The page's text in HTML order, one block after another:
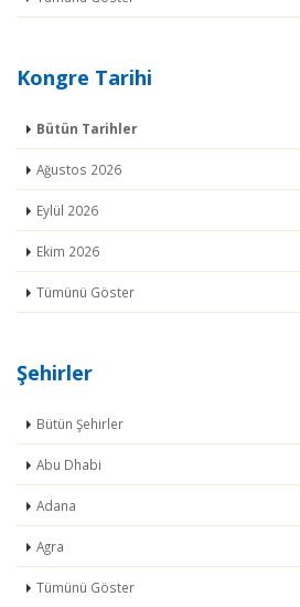
Kongre Tarihi
Bütün Tarihler
Ağustos 2026
Eylül 2026
Ekim 2026
Tümünü Göster
Şehirler
Bütün Şehirler
Abu Dhabi
Adana
Agra
Tümünü Göster